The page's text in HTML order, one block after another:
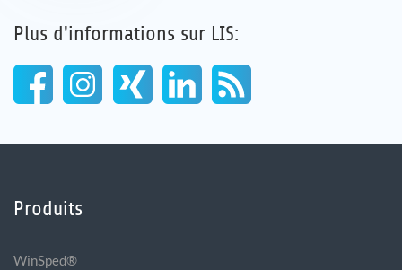
Plus d'informations sur LIS:
Produits
WinSped®